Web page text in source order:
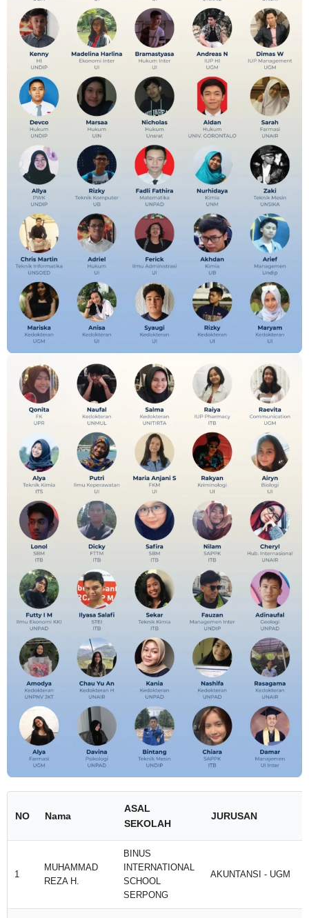
NO Nama
ASAL
SEKOLAH
JURUSAN
1
MUHAMMAD
REZA H.
BINUS
INTERNATIONAL
SCHOOL
SERPONG
AKUNTANSI - UGM